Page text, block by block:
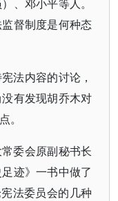
、邓小平等人。
督制度是何种态
法内容的讨论，
有发现胡乔木对
。
委会原副秘书长
迹》一书中做了
法委员会的几种